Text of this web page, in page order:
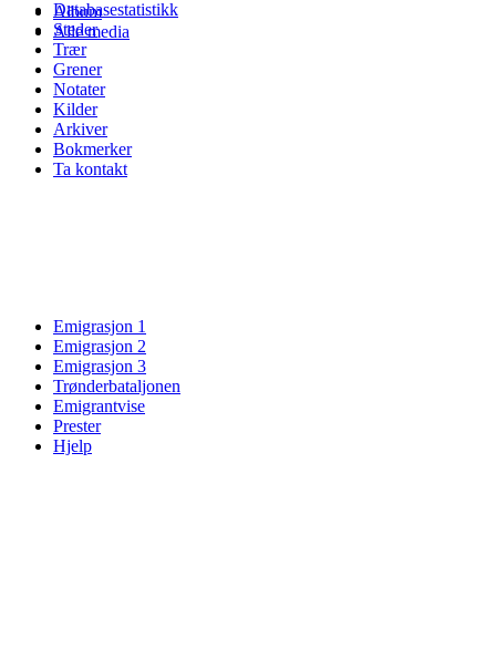
Album
Alle media
Databasestatistikk
Steder
Trær
Grener
Notater
Kilder
Arkiver
Bokmerker
Ta kontakt
Emigrasjon 1
Emigrasjon 2
Emigrasjon 3
Trønderbataljonen
Emigrantvise
Prester
Hjelp